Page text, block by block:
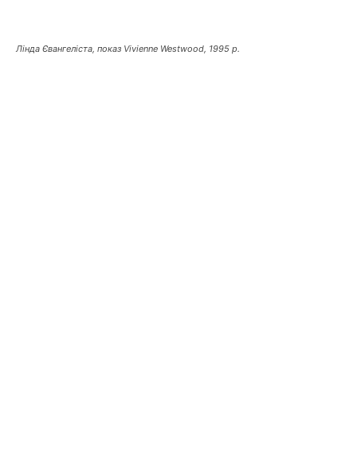
Лінда Євангеліста, показ Vivienne Westwood, 1995 р.